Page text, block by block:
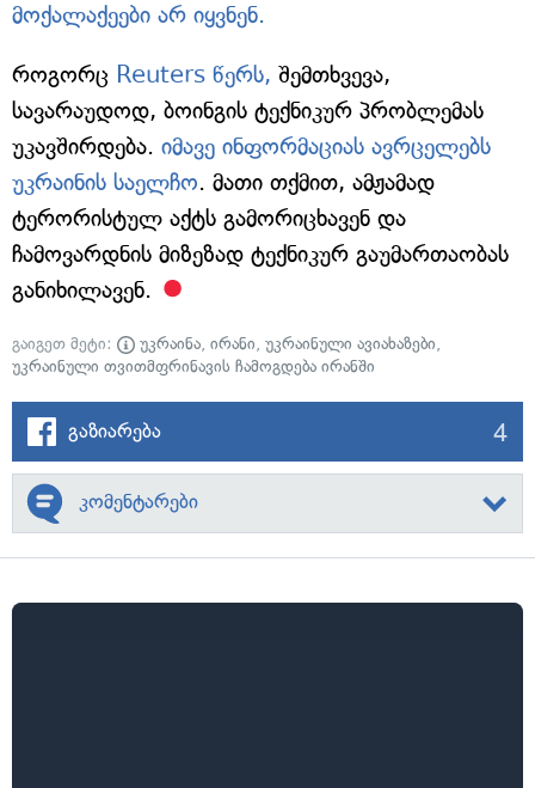
მოქალაქეები არ იყვნენ.
როგორც Reuters წერს, შემთხვევა,
სავარაუდოდ, ბოინგის ტექნიკურ პრობლემას
უკავშირდება. იმავე ინფორმაციას ავრცელებს
უკრაინის საელჩო. მათი თქმით, ამჟამად
ტერორისტულ აქტს გამორიცხავენ და
ჩამოვარდნის მიზეზად ტექნიკურ გაუმართაობას
განიხილავენ.
გაიგეთ მეტი: უკრაინა, ირანი, უკრაინული ავიახაზები,
უკრაინული თვითმფრინავის ჩამოგდება ირანში
გაზიარება 4
კომენტარები